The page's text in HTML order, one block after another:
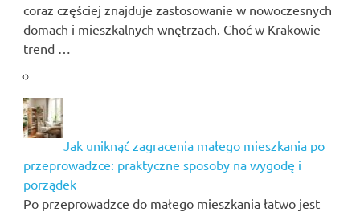
coraz częściej znajduje zastosowanie w nowoczesnych
domach i mieszkalnych wnętrzach. Choć w Krakowie
trend …
Jak uniknąć zagracenia małego mieszkania po
przeprowadzce: praktyczne sposoby na wygodę i
porządek
Po przeprowadzce do małego mieszkania łatwo jest